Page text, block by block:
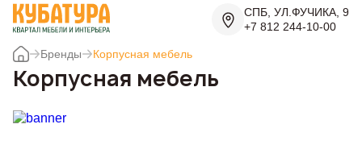
СПБ, УЛ.ФУЧИКА, 9
+7 812 244-10-00
Бренды Корпусная мебель
Корпусная мебель